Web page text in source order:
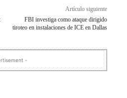
Artículo siguiente
FBI investiga como ataque dirigido
tiroteo en instalaciones de ICE en Dallas
-